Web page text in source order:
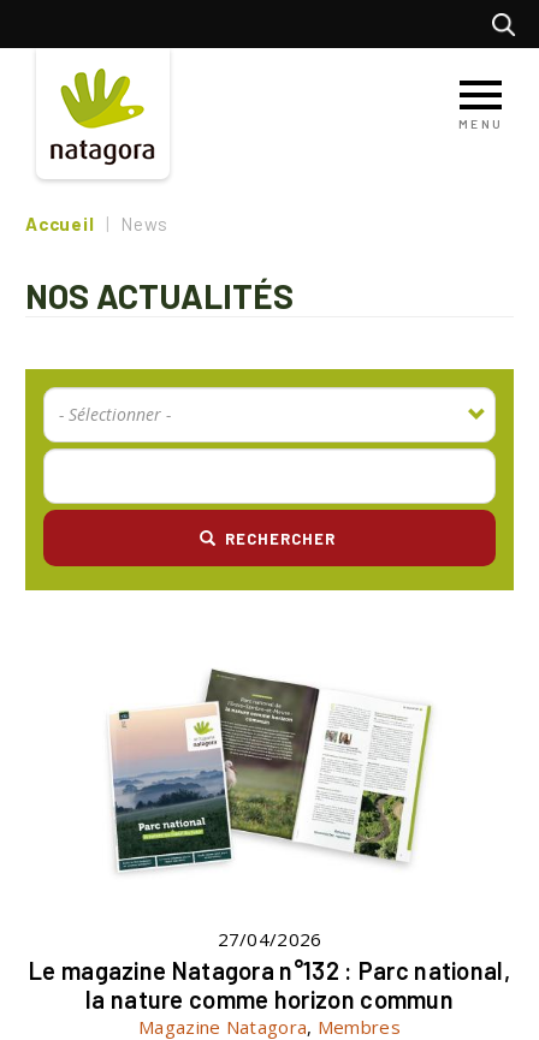
principal
MENU
Accueil News
NOS ACTUALITÉS
RECHERCHER
27/04/2026
Le magazine Natagora n°132 : Parc national,
la nature comme horizon commun
Magazine Natagora, Membres